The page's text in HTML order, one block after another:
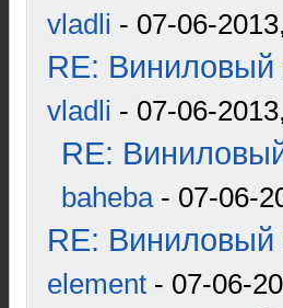
vladli - 07-06-
RE: Виниловый
vladli - 07-06-
RE:
baheba- 07-06-
RE: Виниловый
element - 07-06-